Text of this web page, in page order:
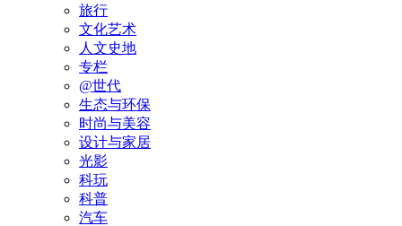
旅行
文化艺术
人文史地
专栏
@世代
生态与环保
时尚与美容
设计与家居
光影
科玩
科普
汽车